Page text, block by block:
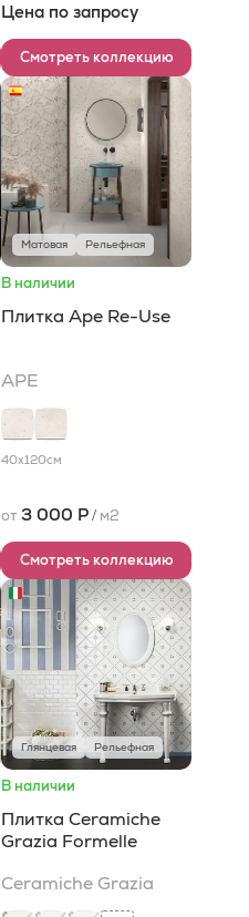
Цена по запросу
Смотреть коллекцию
Матовая Рельефная
В наличии
Плитка Ape Re-Use
APE
40x120см
от 3 000 Р/ м2
Смотреть коллекцию
Глянцевая Рельефная
В наличии
Плитка Ceramiche
Grazia Formelle
Ceramiche Grazia